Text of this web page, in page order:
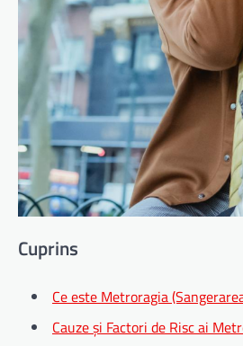
Cuprins
Ce este Metroragia
Cauze și Factori de Risc ai